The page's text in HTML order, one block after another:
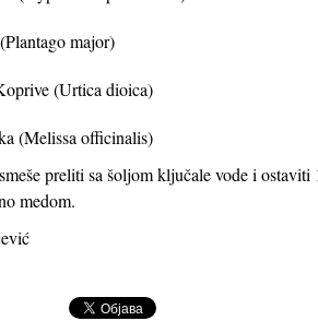
major)
(Urtica dioica)
(Melissa officinalis)
preliti sa šoljom ključale vode i
medom.